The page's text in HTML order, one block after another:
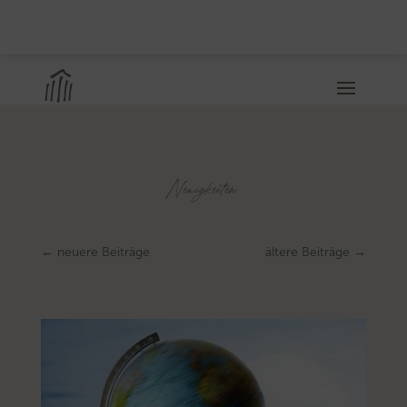
Neuigkeiten
← neuere Beiträge ältere Beiträge →